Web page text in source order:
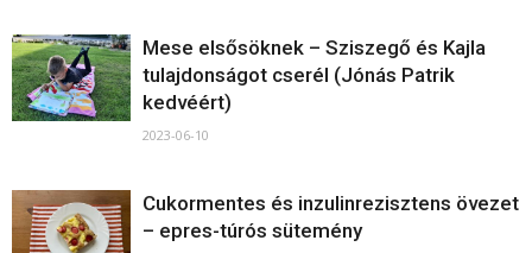
Mese elsősöknek – Sziszegő és Kajla
tulajdonságot cserél (Jónás Patrik
kedvéért)
2023-06-10
Cukormentes és inzulinrezisztens övezet
– epres-túrós sütemény